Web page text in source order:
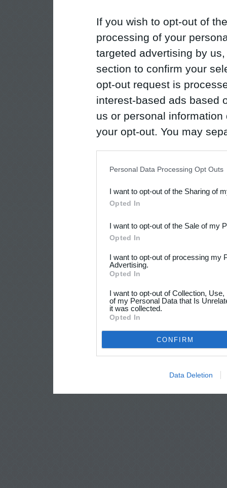
If you wish to opt-out of
processing of your
targeted advertising by
section to confirm your
opt-out request is
interest-based ads based
us or personal
your opt-out. You may
Downstream Participants
third parties.
Personal Data Processing Opt Outs
I want to opt-out of the Sharing of
Opted In
I want to opt-out of the Sale of my
Opted In
I want to opt-out of processing my
Advertising.
Opted In
I want to opt-out of Collection,
of my Personal Data that Is
it was collected.
Opted In
CONFIRM
Data Deletion